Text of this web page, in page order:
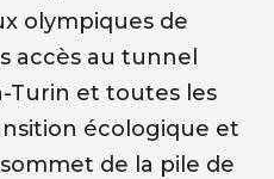
olympiques de
accès au tunnel
Turin et toutes les
écologique et
de la pile de